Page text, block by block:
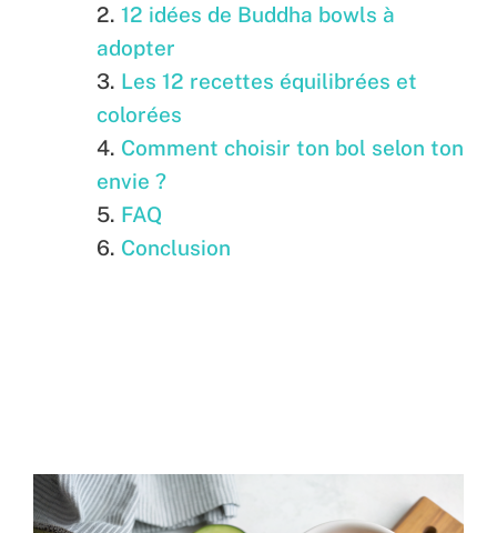
12 idées de Buddha bowls à
adopter
Les 12 recettes équilibrées et
colorées
Comment choisir ton bol selon ton
envie ?
FAQ
Conclusion